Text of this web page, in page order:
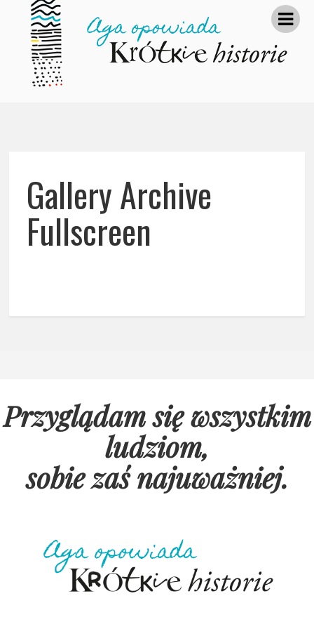
Gallery Archive
Fullscreen
Przyglądam się wszystkim
ludziom,
sobie zaś najuważniej.